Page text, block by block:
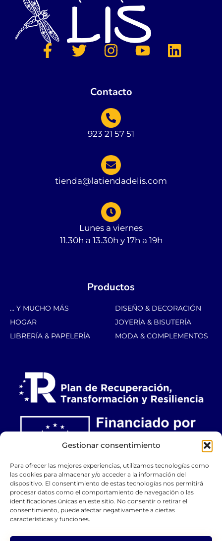
Gestionar consentimiento
Para ofrecer las mejores experiencias, utilizamos tecnologías como
las cookies para almacenar y/o acceder a la información del
dispositivo. El consentimiento de estas tecnologías nos permitirá
procesar datos como el comportamiento de navegación o las
identificaciones únicas en este sitio. No consentir o retirar el
consentimiento, puede afectar negativamente a ciertas
características y funciones.
Contacto
923 21 57 51
tienda@latiendadelis.com
Lunes a viernes
11.30h a 13.30h y 17h a 19h
Productos
... Y MUCHO MÁS
DISEÑO & DECORACIÓN
HOGAR
JOYERÍA & BISUTERÍA
LIBRERÍA & PAPELERÍA
MODA & COMPLEMENTOS